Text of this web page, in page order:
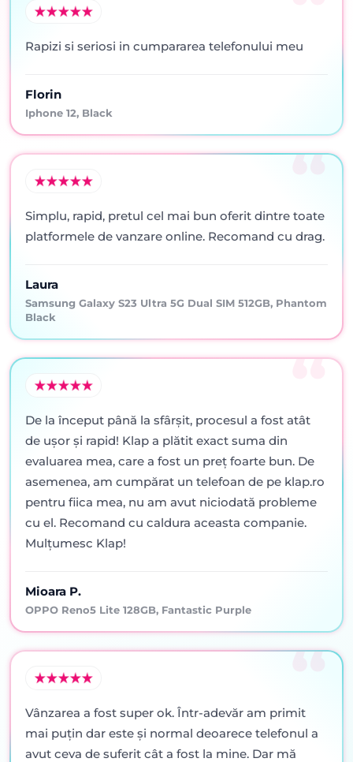
Rapizi si seriosi in cumpararea telefonului meu
Florin
Iphone 12, Black
Simplu, rapid, pretul cel mai bun oferit dintre toate
platformele de vanzare online. Recomand cu drag.
Laura
Samsung Galaxy S23 Ultra 5G Dual SIM 512GB, Phantom
Black
De la început până la sfârșit, procesul a fost atât
de ușor și rapid! Klap a plătit exact suma din
evaluarea mea, care a fost un preț foarte bun. De
asemenea, am cumpărat un telefoan de pe klap.ro
pentru fiica mea, nu am avut niciodată probleme
cu el. Recomand cu caldura aceasta companie.
Mulțumesc Klap!
Mioara P.
OPPO Reno5 Lite 128GB, Fantastic Purple
Vânzarea a fost super ok. Într-adevăr am primit
mai puţin dar este şi normal deoarece telefonul a
avut ceva de suferit cât a fost la mine. Dar mă